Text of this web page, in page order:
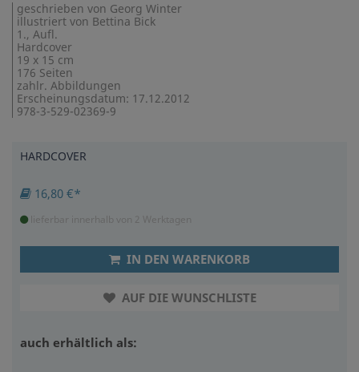
geschrieben von Georg Winter
illustriert von Bettina Bick
1., Aufl.
Hardcover
19 x 15 cm
176 Seiten
zahlr. Abbildungen
Erscheinungsdatum: 17.12.2012
978-3-529-02369-9
HARDCOVER
16,80 €*
lieferbar innerhalb von 2 Werktagen
IN DEN WARENKORB
AUF DIE WUNSCHLISTE
auch erhältlich als: